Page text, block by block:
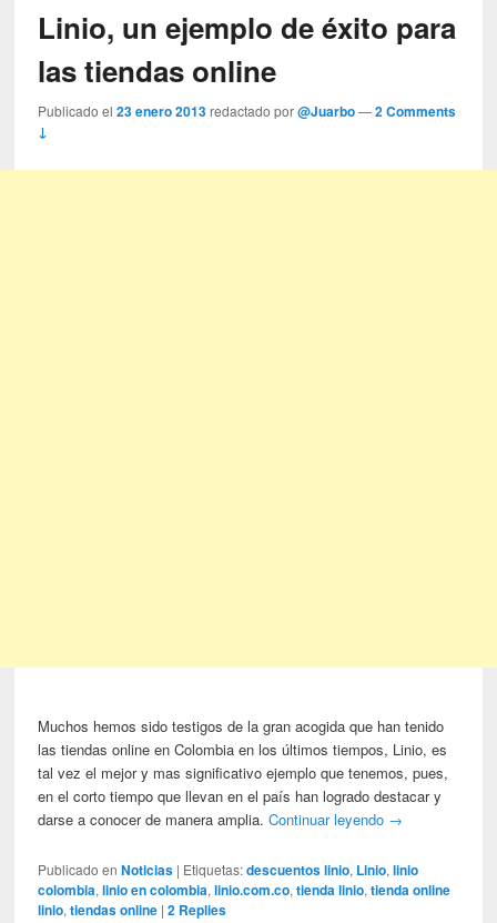
Linio, un ejemplo de éxito para
las tiendas online
Publicado el23 enero 2013 redactado por@Juarbo —2 Comments
↓
Muchos hemos sido testigos de la gran acogida que han tenido
las tiendas online en Colombia en los últimos tiempos, Linio, es
tal vez el mejor y mas significativo ejemplo que tenemos, pues,
en el corto tiempo que llevan en el país han logrado destacar y
darse a conocer de manera amplia.Continuar leyendo →
Publicado en Noticias | Etiquetas: descuentos linio, Linio,linio
colombia,linio en colombia,linio.com.co,tienda linio,tienda online
linio,tiendas online |2 Replies